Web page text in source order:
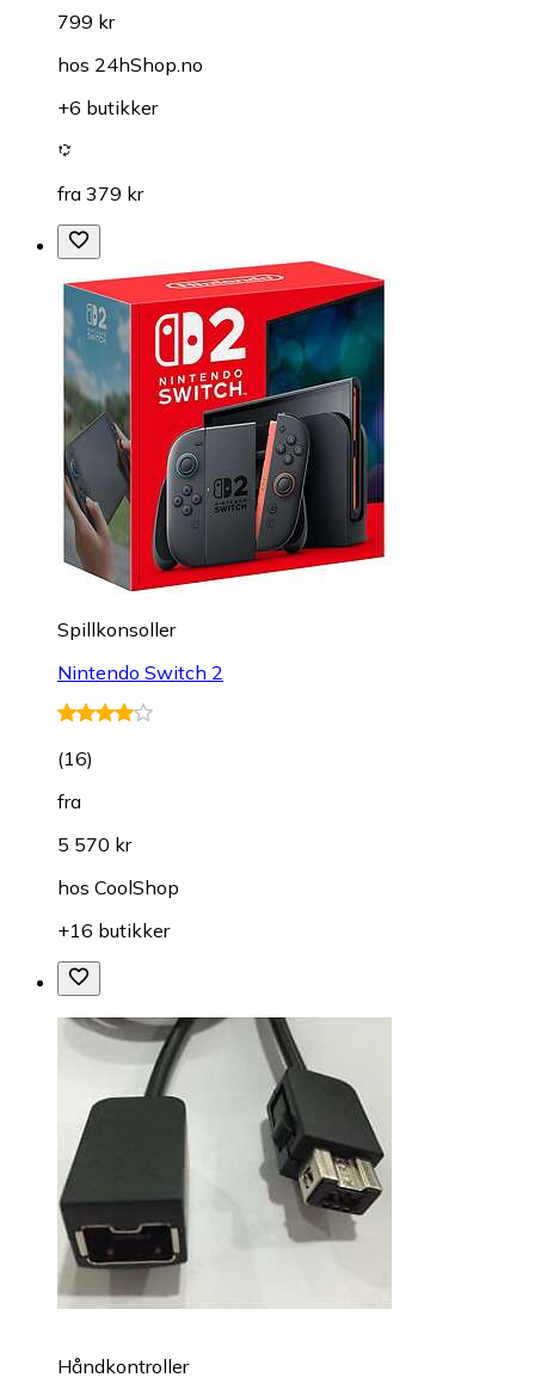
799 kr
hos 24hShop.no
+6 butikker
fra 379 kr
Spillkonsoller
Nintendo Switch 2
(16)
fra
5 570 kr
hos CoolShop
+16 butikker
Håndkontroller